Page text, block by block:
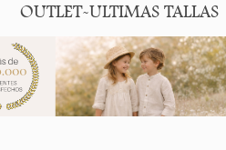
OUTLET-ULTIMAS TALLAS